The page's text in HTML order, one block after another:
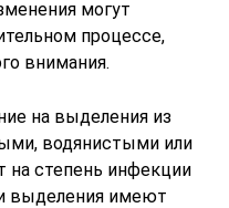
могут
процессе,
внимания.
на выделения из
водянистыми или
на степень инфекции
выделения имеют